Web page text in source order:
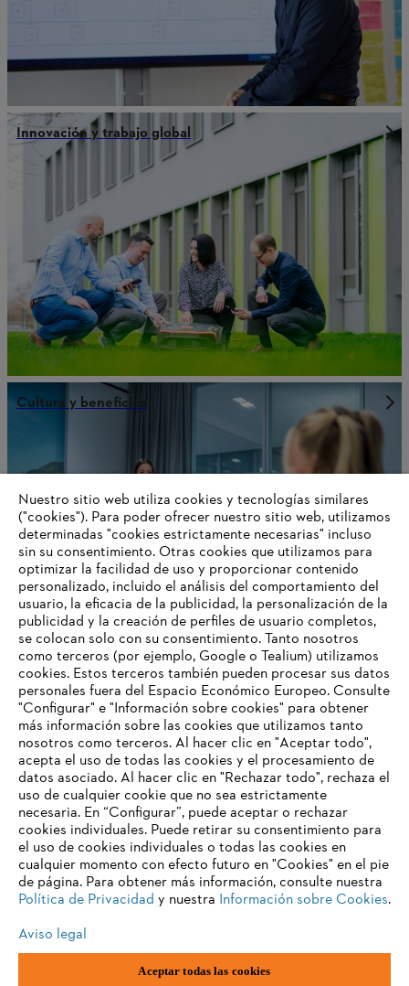
Innovación y trabajo global
Cultura y beneficios
Productos
Contacto
Carrera profesional
Sistema de denuncia de irregularidades
Pie de imprentaPolítica de privacidad
Información sobre cookies
Condiciones generales de contratación
ANDREAS STIHL AG & Co. KG ©2023
Nuestro sitio web utiliza cookies y tecnologías similares
("cookies"). Para poder ofrecer nuestro sitio web, utilizamos
determinadas "cookies estrictamente necesarias" incluso
sin su consentimiento. Otras cookies que utilizamos para
optimizar la facilidad de uso y proporcionar contenido
personalizado, incluido el análisis del comportamiento del
usuario, la eficacia de la publicidad, la personalización de la
publicidad y la creación de perfiles de usuario completos,
se colocan solo con su consentimiento. Tanto nosotros
como terceros (por ejemplo, Google o Tealium) utilizamos
cookies. Estos terceros también pueden procesar sus datos
personales fuera del Espacio Económico Europeo. Consulte
"Configurar" e "Información sobre cookies" para obtener
más información sobre las cookies que utilizamos tanto
nosotros como terceros. Al hacer clic en "Aceptar todo",
acepta el uso de todas las cookies y el procesamiento de
datos asociado. Al hacer clic en "Rechazar todo", rechaza el
uso de cualquier cookie que no sea estrictamente
necesaria. En “Configurar”, puede aceptar o rechazar
cookies individuales. Puede retirar su consentimiento para
el uso de cookies individuales o todas las cookies en
cualquier momento con efecto futuro en "Cookies" en el pie
de página. Para obtener más información, consulte nuestra
Política de Privacidad y nuestra Información sobre Cookies.
Aviso legal
Aceptar todas las cookies